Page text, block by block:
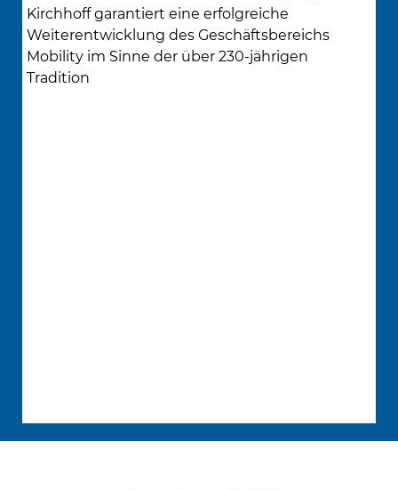
Kirchhoff garantiert eine erfolgreiche
Weiterentwicklung des Geschäftsbereichs
Mobility im Sinne der über 230-jährigen
Tradition